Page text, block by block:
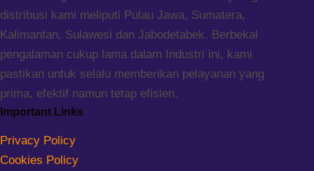
distribusi kami meliputi Pulau Jawa, Sumatera,
Kalimantan, Sulawesi dan Jabodetabek. Berbekal
pengalaman cukup lama dalam Industri ini, kami
pastikan untuk selalu memberikan pelayanan yang
prima, efektif namun tetap efisien.
Important Links
Privacy Policy
Cookies Policy